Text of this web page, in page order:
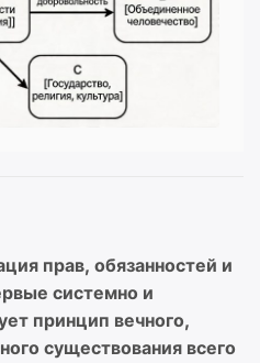
прав, обязанностей и
системно и
принцип вечного,
существования всего